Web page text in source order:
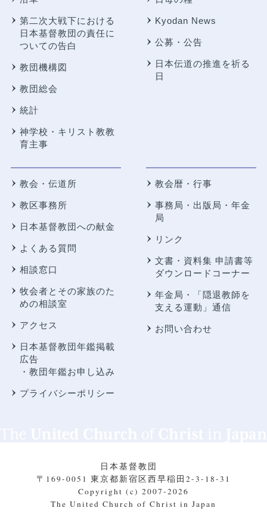
第二次大戦下における
日本基督教団の責任に
ついての告白
教団機構図
教団総会
統計
神学校・キリスト教教
育主事
Kyodan News
公募・公告
日本伝道の推進を祈る
日
教会・伝道所
教区事務所
日本基督教団への献金
よくある質問
相談窓口
牧会者とその家族のた
めの相談室
アクセス
日本基督教団年鑑掲載
広告
・教団年鑑お申し込み
プライバシーポリシー
教会暦・行事
事務局・出版局・年金
局
リンク
文書・資料集 申請書等
ダウンロードコーナー
年金局・
「隠退教師を
支える運動」通信
お問い合わせ
日本基督教団
〒169-0051 東京都新宿区西早稲田2-3-18-31
Copyright (c) 2007-2026
The United Church of Christ in Japan